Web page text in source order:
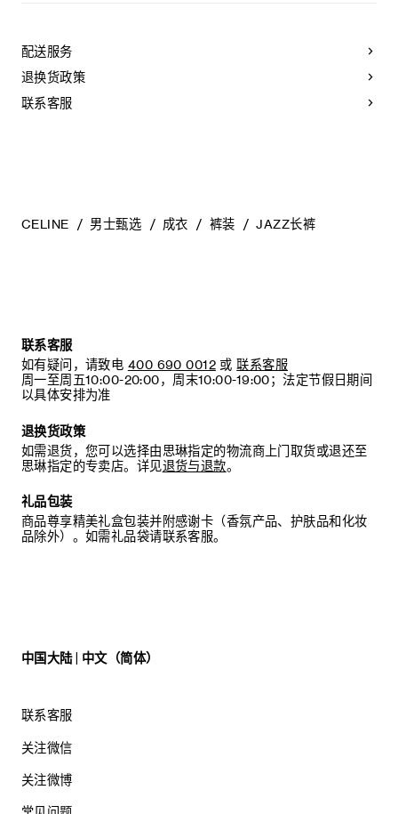
配送服务
退换货政策
联系客服
CELINE 男士甄选 成衣 裤装 JAZZ长裤
联系客服
如有疑问，请致电 400 690 0012 或 联系客服
周一至周五10:00-20:00，周末10:00-19:00；法定节假日期间
以具体安排为准
退换货政策
如需退货，您可以选择由思琳指定的物流商上门取货或退还至
思琳指定的专卖店。详见退货与退款。
礼品包装
商品尊享精美礼盒包装并附感谢卡（香氛产品、护肤品和化妆
品除外）。如需礼品袋请联系客服。
中国大陆 | 中文（简体）
联系客服
关注微信
关注微博